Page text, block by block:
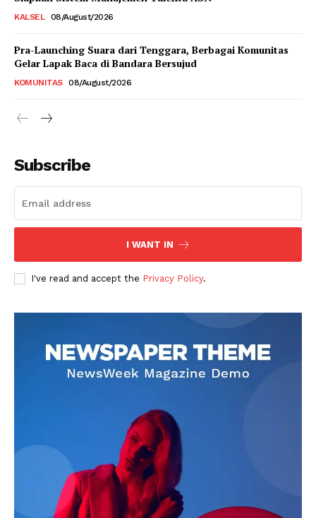
KALSEL 08/August/2026
Pra-Launching Suara dari Tenggara, Berbagai Komunitas
Gelar Lapak Baca di Bandara Bersujud
KOMUNITAS 08/August/2026
Subscribe
I WANT IN
I've read and accept the Privacy Policy.